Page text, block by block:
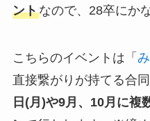
ントなので、28卒にか
こちらのイベントは「
直接繋がりが持てる合同
日(月)や9月、10月 に複